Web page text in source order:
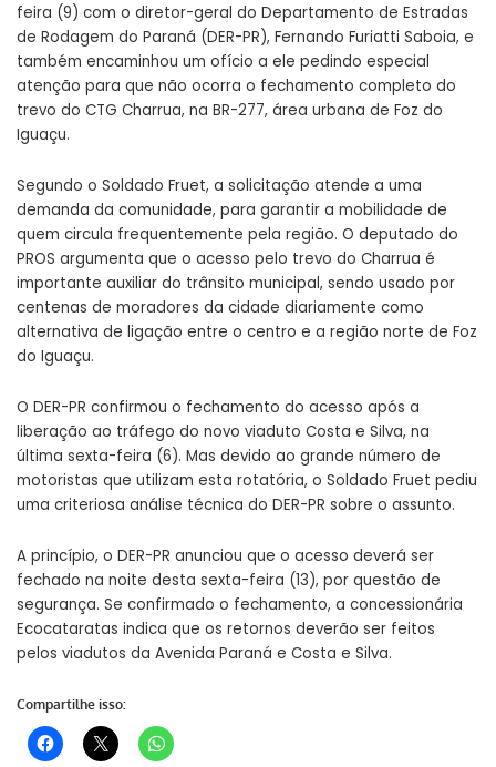
feira (9) com o diretor-geral do Departamento de Estradas
de Rodagem do Paraná (DER-PR), Fernando Furiatti Saboia, e
também encaminhou um ofício a ele pedindo especial
atenção para que não ocorra o fechamento completo do
trevo do CTG Charrua, na BR-277, área urbana de Foz do
Iguaçu.
Segundo o Soldado Fruet, a solicitação atende a uma
demanda da comunidade, para garantir a mobilidade de
quem circula frequentemente pela região. O deputado do
PROS argumenta que o acesso pelo trevo do Charrua é
importante auxiliar do trânsito municipal, sendo usado por
centenas de moradores da cidade diariamente como
alternativa de ligação entre o centro e a região norte de Foz
do Iguaçu.
O DER-PR confirmou o fechamento do acesso após a
liberação ao tráfego do novo viaduto Costa e Silva, na
última sexta-feira (6). Mas devido ao grande número de
motoristas que utilizam esta rotatória, o Soldado Fruet pediu
uma criteriosa análise técnica do DER-PR sobre o assunto.
A princípio, o DER-PR anunciou que o acesso deverá ser
fechado na noite desta sexta-feira (13), por questão de
segurança. Se confirmado o fechamento, a concessionária
Ecocataratas indica que os retornos deverão ser feitos
pelos viadutos da Avenida Paraná e Costa e Silva.
Compartilhe isso: